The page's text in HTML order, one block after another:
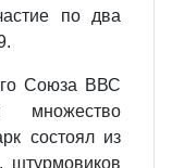
по два
Союза ВВС
множество
состоял из
штурмовиков